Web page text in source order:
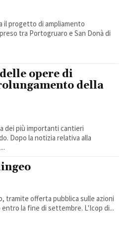
il progetto di ampliamento
tra Portogruaro e San Donà di
opere di
della
dei più importanti cantieri
Dopo la notizia relativa alla
tramite offerta pubblica sulle azioni
la fine di settembre. L'Icop di...